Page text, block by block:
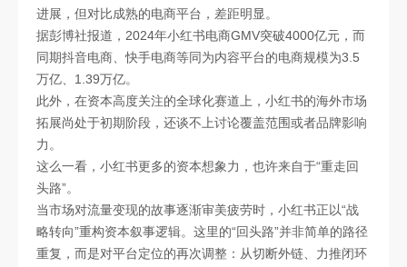
进展，但对比成熟的电商平台，差距明显。
据彭博社报道，2024年小红书电商GMV突破4000亿元，而
同期抖音电商、快手电商等同为内容平台的电商规模为3.5
万亿、1.39万亿。
此外，在资本高度关注的全球化赛道上，小红书的海外市场
拓展尚处于初期阶段，还谈不上讨论覆盖范围或者品牌影响
力。
这么一看，小红书更多的资本想象力，也许来自于“重走回
头路”。
当市场对流量变现的故事逐渐审美疲劳时，小红书正以“战
略转向”重构资本叙事逻辑。这里的“回头路”并非简单的路径
重复，而是对平台定位的再次调整：从切断外链、力推闭环